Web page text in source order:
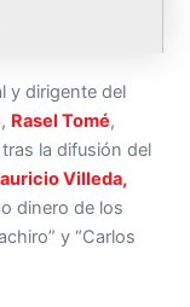
y dirigente del
, Rasel Tomé,
la difusión del
Villeda,
dinero de los
y “Carlos